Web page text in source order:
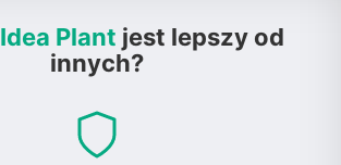
Idea Plant jest lepszy od
innych?